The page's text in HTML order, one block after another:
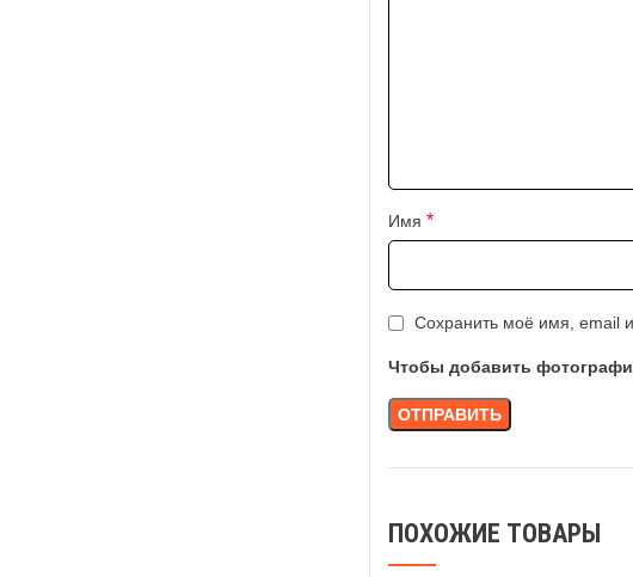
Имя *
Сохранить моё имя, email
Чтобы добавить
ПОХОЖИЕ ТОВАРЫ